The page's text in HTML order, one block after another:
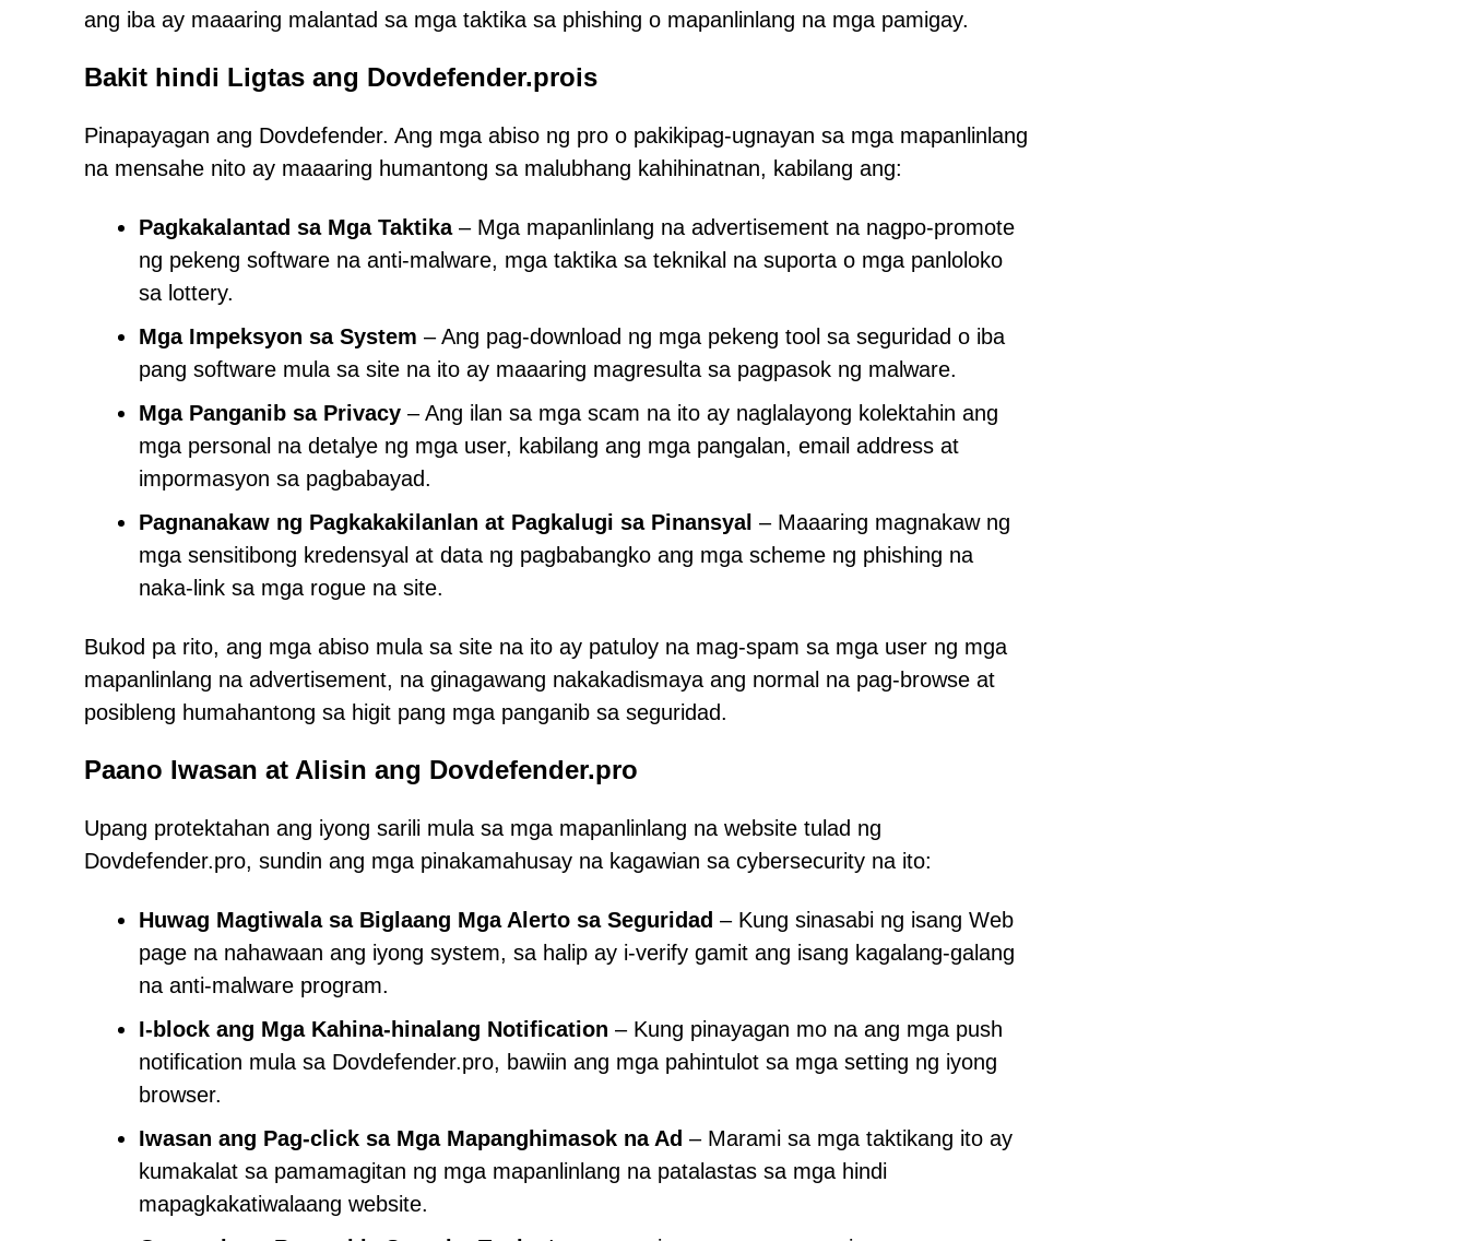
ang iba ay maaaring malantad sa mga taktika sa phishing o mapanlinlang na mga pamigay.
Bakit hindi Ligtas ang Dovdefender.prois
Pinapayagan ang Dovdefender. Ang mga abiso ng pro o pakikipag-ugnayan sa mga mapanlinlang
na mensahe nito ay maaaring humantong sa malubhang kahihinatnan, kabilang ang:
Pagkakalantad sa Mga Taktika– Mga mapanlinlang na advertisement na nagpo-promote
ng pekeng software na anti-malware, mga taktika sa teknikal na suporta o mga panloloko
sa lottery.
Mga Impeksyon sa System – Ang pag-download ng mga pekeng tool sa seguridad o iba
pang software mula sa site na ito ay maaaring magresulta sa pagpasok ng malware.
Mga Panganib sa Privacy – Ang ilan sa mga scam na ito ay naglalayong kolektahin ang
mga personal na detalye ng mga user, kabilang ang mga pangalan, email address at
impormasyon sa pagbabayad.
Pagnanakaw ng Pagkakakilanlan at Pagkalugi sa Pinansyal – Maaaring magnakaw ng
mga sensitibong kredensyal at data ng pagbabangko ang mga scheme ng phishing na
naka-link sa mga rogue na site.
Bukod pa rito, ang mga abiso mula sa site na ito ay patuloy na mag-spam sa mga user ng mga
mapanlinlang na advertisement, na ginagawang nakakadismaya ang normal na pag-browse at
posibleng humahantong sa higit pang mga panganib sa seguridad.
Paano Iwasan at Alisin ang Dovdefender.pro
Upang protektahan ang iyong sarili mula sa mga mapanlinlang na website tulad ng
Dovdefender.pro, sundin ang mga pinakamahusay na kagawian sa cybersecurity na ito:
Huwag Magtiwala sa Biglaang Mga Alerto sa Seguridad – Kung sinasabi ng isang Web
page na nahawaan ang iyong system, sa halip ay i-verify gamit ang isang kagalang-galang
na anti-malware program.
I-block ang Mga Kahina-hinalang Notification – Kung pinayagan mo na ang mga push
notification mula sa Dovdefender.pro, bawiin ang mga pahintulot sa mga setting ng iyong
browser.
Iwasan ang Pag-click sa Mga Mapanghimasok na Ad – Marami sa mga taktikang ito ay
kumakalat sa pamamagitan ng mga mapanlinlang na patalastas sa mga hindi
mapagkakatiwalaang website.